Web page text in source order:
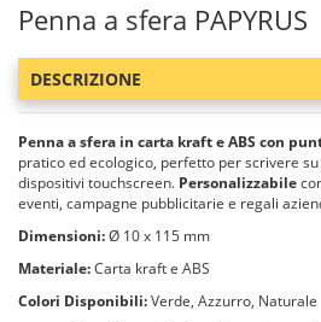
Penna a sfera PAPYRUS
DESCRIZIONE
Penna a sfera in carta kraft e ABS con
pratico ed ecologico, perfetto per scrivere
dispositivi touchscreen. Personalizzabile
eventi, campagne pubblicitarie e regali
Dimensioni:Ø 10 x 115 mm
Materiale:Carta kraft e ABS
Colori Disponibili:Verde, Azzurro, Naturale